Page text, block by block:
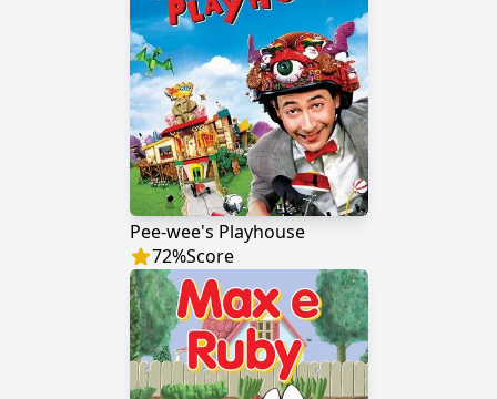
Pee-wee's Playhouse
72%Score